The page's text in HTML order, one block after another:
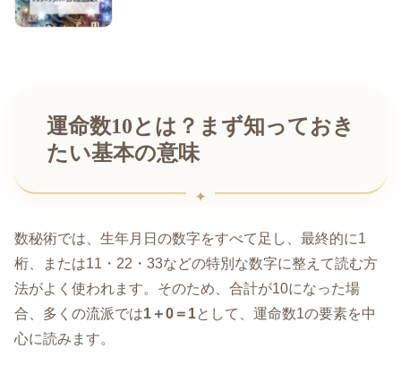
運命数10とは？まず知っておき
たい基本の意味
数秘術では、生年月日の数字をすべて足し、最終的に1
桁、または11・22・33などの特別な数字に整えて読む方
法がよく使われます。そのため、合計が10になった場
合、多くの流派では1＋0＝1として、運命数1の要素を中
心に読みます。